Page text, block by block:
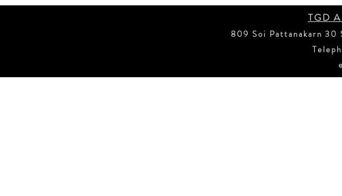
ข่าวสั้น ประตูอัตโนมัติ บานฉุกเฉิน ข่าวสั้
TGD
809 Soi Pattanakarn 30